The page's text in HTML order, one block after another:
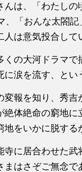
んは、「わたしの
、「おんな太閤
人は意気投合して
くの大河ドラマ
に涙を流す、とい
変報を知り、秀
絶体絶命の窮地
地をいかに脱する
寺に居合わせた
まはさぞご無念で